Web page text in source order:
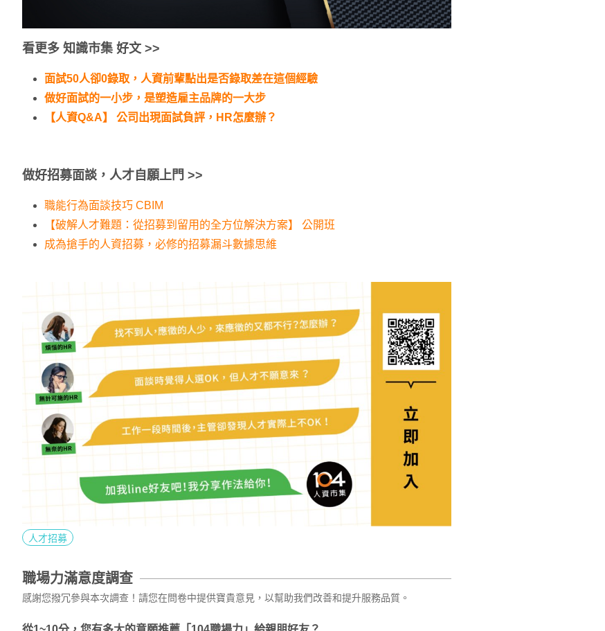
看更多 知識市集 好文 >>
面試50人卻0錄取，人資前輩點出是否錄取差在這個經驗
做好面試的一小步，是塑造雇主品牌的一大步
【人資Q&A】 公司出現面試負評，HR怎麼辦？
做好招募面談，人才自願上門 >>
職能行為面談技巧 CBIM
【破解人才難題：從招募到留用的全方位解決方案】 公開班
成為搶手的人資招募，必修的招募漏斗數據思維
人才招募
職場力滿意度調查
感謝您撥冗參與本次調查！請您在問卷中提供寶貴意見，以幫助我們改善和提升服務品質。